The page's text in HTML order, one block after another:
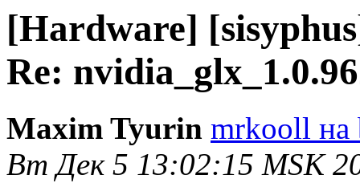
[Hardware]
Re:
Maxim Tyurin mrkooll на
Вт Дек 5 13:02:15 MSK